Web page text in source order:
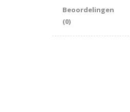
Beoordelingen
(0)